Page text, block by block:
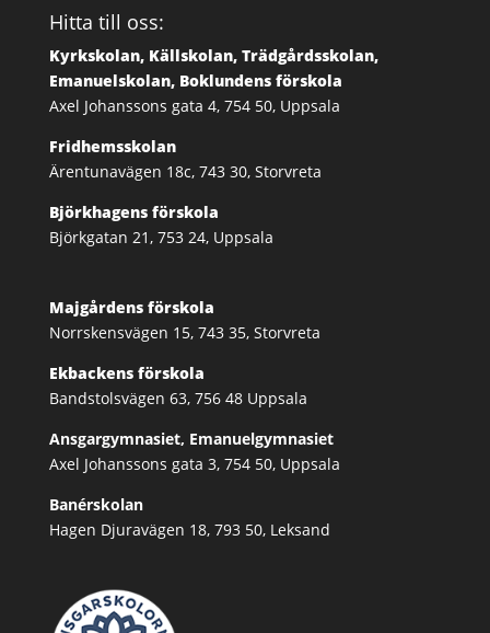
Hitta till oss:
Kyrkskolan, Källskolan, Trädgårdsskolan,
Emanuelskolan, Boklundens förskola
Axel Johanssons gata 4, 754 50, Uppsala
Fridhemsskolan
Ärentunavägen 18c, 743 30, Storvreta
Björkhagens förskola
Björkgatan 21, 753 24, Uppsala
Majgårdens förskola
Norrskensvägen 15, 743 35, Storvreta
Ekbackens förskola
Bandstolsvägen 63, 756 48 Uppsala
Ansgargymnasiet, Emanuelgymnasiet
Axel Johanssons gata 3, 754 50, Uppsala
Banérskolan
Hagen Djuravägen 18, 793 50, Leksand